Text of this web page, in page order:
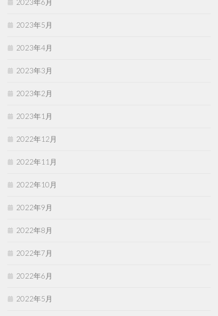
2023年6月
2023年5月
2023年4月
2023年3月
2023年2月
2023年1月
2022年12月
2022年11月
2022年10月
2022年9月
2022年8月
2022年7月
2022年6月
2022年5月